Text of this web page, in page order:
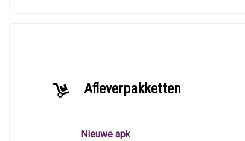
Afleverpakketten
Nieuwe apk